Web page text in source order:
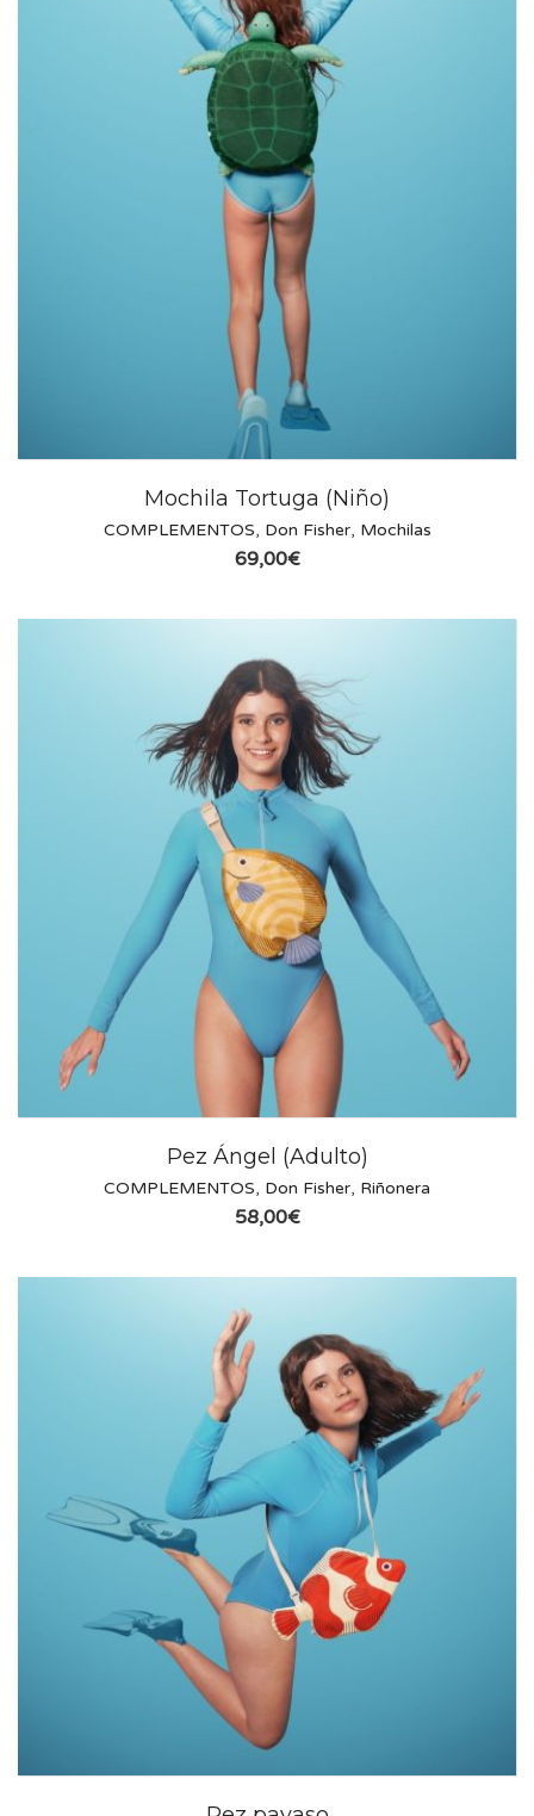
Mochila Tortuga (Niño)
COMPLEMENTOS, Don Fisher, Mochilas
69,00€
Pez Ángel (Adulto)
COMPLEMENTOS, Don Fisher, Riñonera
58,00€